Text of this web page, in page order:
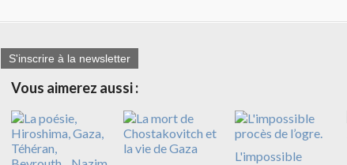
S'inscrire à la newsletter
Vous aimerez aussi :
L'impossible